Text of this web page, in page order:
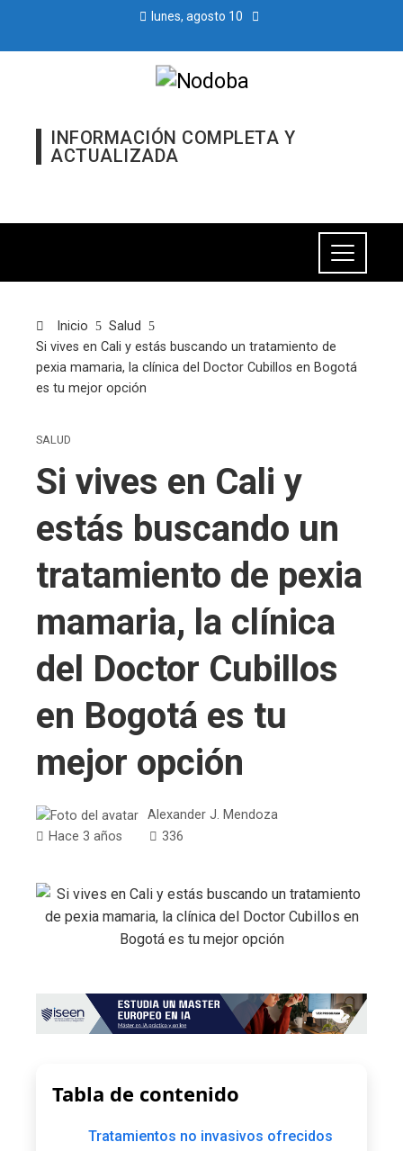
lunes, agosto 10
INFORMACIÓN COMPLETA Y
ACTUALIZADA
Inicio
Salud
Si vives en Cali y estás buscando un tratamiento de
pexia mamaria, la clínica del Doctor Cubillos en Bogotá
es tu mejor opción
SALUD
Si vives en Cali y
estás buscando un
tratamiento de pexia
mamaria, la clínica
del Doctor Cubillos
en Bogotá es tu
mejor opción
Alexander J. Mendoza
Hace 3 años
336
Tabla de contenido
Tratamientos no invasivos ofrecidos